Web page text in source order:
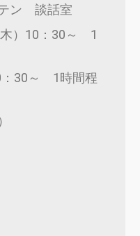
ン 談話室
木）10：30～ 1
：30～ 1時間程